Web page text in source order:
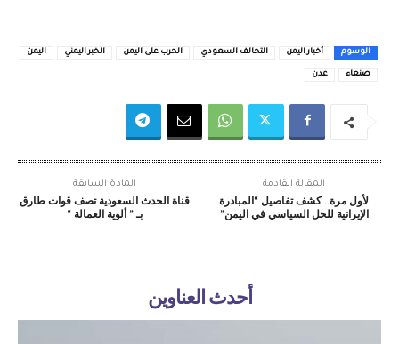
الوسوم أخبار اليمن التحالف السعودي الحرب على اليمن الخبر اليمني اليمن
صنعاء عدن
المادة السابقة
قناة الحدث السعودية تصف قوات طارق
بـ ” ألوية العمالة “
المقالة القادمة
لأول مرة.. كشف تفاصيل “المبادرة
الإيرانية للحل السياسي في اليمن”
أحدث العناوين